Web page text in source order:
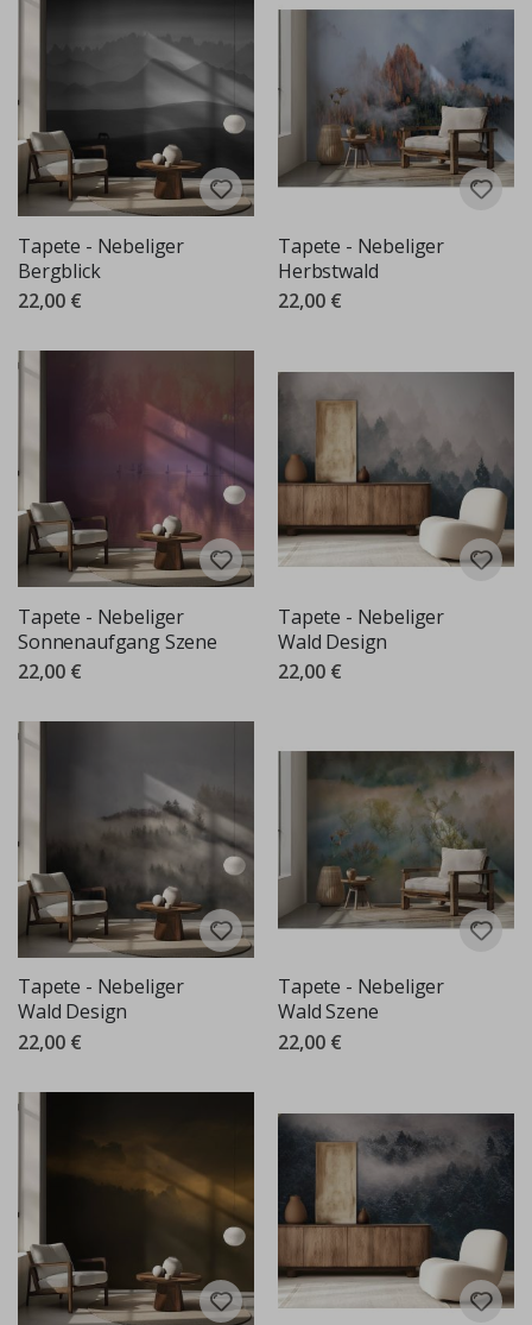
Tapete - Nebeliger
Bergblick
22,00 €
Tapete - Nebeliger
Herbstwald
22,00 €
Tapete - Nebeliger
Sonnenaufgang Szene
22,00 €
Tapete - Nebeliger
Wald Design
22,00 €
Tapete - Nebeliger
Wald Design
22,00 €
Tapete - Nebeliger
Wald Szene
22,00 €